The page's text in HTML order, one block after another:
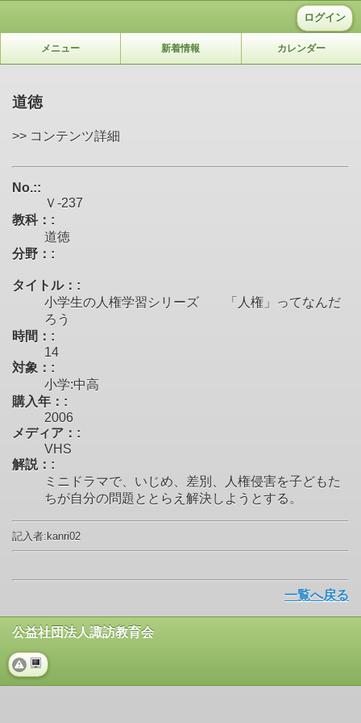
ログイン
メニュー 新着情報 カレンダー
道徳
>> コンテンツ詳細
No.::
Ｖ-237
教科：:
道徳
分野：:
タイトル：:
小学生の人権学習シリーズ 「人権」ってなんだ
ろう
時間：:
14
対象：:
小学:中高
購入年：:
2006
メディア：:
VHS
解説：:
ミニドラマで、いじめ、差別、人権侵害を子どもた
ちが自分の問題ととらえ解決しようとする。
記入者:kanri02
一覧へ戻る
公益社団法人諏訪教育会